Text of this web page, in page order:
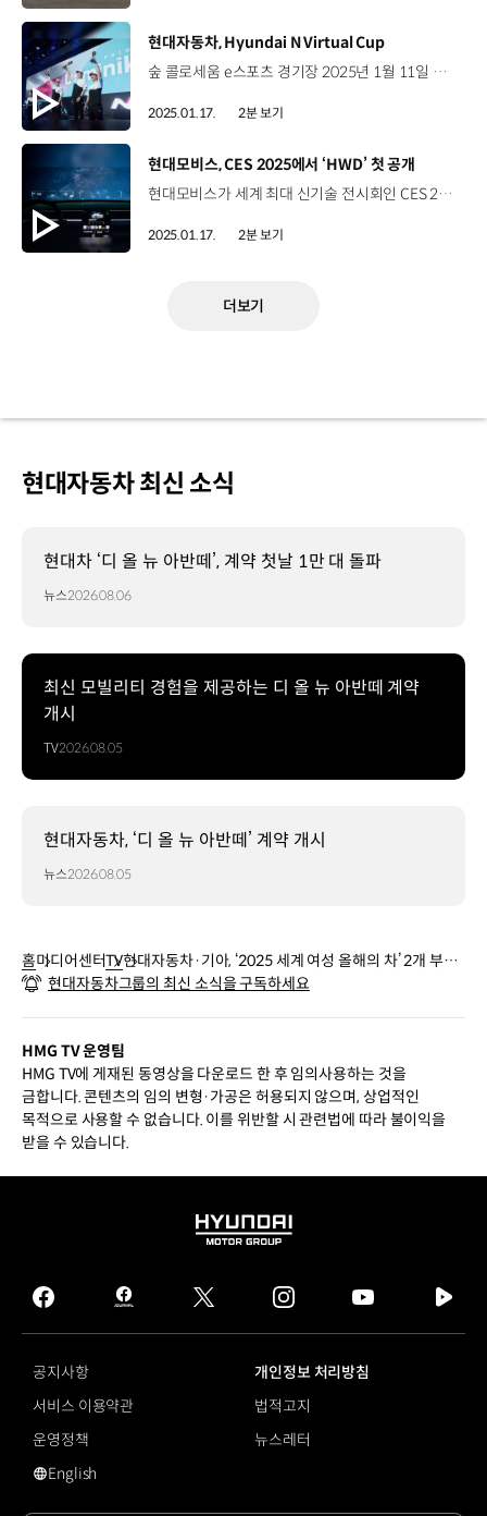
[동영상]
현대자동차, Hyundai N Virtual Cup
숲 콜로세움 e스포츠 경기장 2025년 1월 11일 서울 잠실 Hyundai N Virtual Cup 현대 N 최초의 글로벌 온/오프라인 e스포츠 레이싱 대회 ‘2024 Hyundai N Virtual Cup’ 결승전, 오프라인 월드 파이널 현장 현장을 찾은 약 850명의 관중 현장 관중을 위한 ‘차량 시뮬레이터 존’ 운영 레이싱 게임 속에 등장하는 현대자동차의 차종 체험 글로벌 인기 레이싱 게임 ‘Assetto Corsa’로 펼치는 심 레이싱 경기 심 레이싱 (Sim Racing) 3차원 스캔 기술로 현실의 서킷을 가상 세계에 그대로 구현한 게임 한국, 중국, 미국, 유럽 등 총 4개 지역에서 온라인 예선 및 준결승 진행 2024년 10월부터 전 세계 2,800여 명의 심 레이서 참가 그 중, 각 지역에서 선발된 20명 결승 진출 뜨거운 응원 열기 속 시작된 월드 파이널! 폴란드 국적 최종 우승 도미닉 블레어(Dominik Blajer) [최종 순위]1등 도미닉 블레어 (폴란드)2등 막시밀리언 베네케 (독일)3등 모리츠 뢰너 (독일) 도미닉 블레어 / 1등우승했다는 사실이 믿기지 않습니다. 유럽 팀이 마지막 두 레이스에서 2연승을 거두며 결승선을 통과해서 정말 기쁘고, 다음 대회에서도 우승할 수 있기를 기대합니다. “Hyundai N Virtual Cup을 통해 세계에 알린 현대 N의 드라이빙 경험”
2025.01.17. 2분 보기
[동영상]
현대모비스, CES 2025에서 ‘HWD’ 첫 공개
현대모비스가 세계 최대 신기술 전시회인 CES 2025에서 ‘홀로그래픽 윈드쉴드 투명 디스플레이(HWD)’ 기술을 글로벌 시장에 첫 공개했습니다. 현대모비스는 이번 전시에서 ‘Beyond and More’를 주제로 사람과 기술의 경계를 허물고 유기적 연결을 통해 사용자의 안전과 편의성 등을 극대화하는 기술을 선보였습니다. 특히, 기아 EV9에 장착해 시연한 ‘홀로그래픽 윈드실드 투명 디스플레이’는 차량 전면 유리창 어디에나 이미지나 동영상 등을 구현하는 기술로, 이른바 ‘디스플레이 없는 디스플레이’로 전시장을 찾은 관람객들에게 색다른 사용자 경험을 선사했습니다. 한영훈 상무 / 현대모비스 HMI개발실‘홀로그래픽 윈드실드 디스플레이’는 빛의 회절 현상을 이용해서 차량의 윈드실드를 투명 디스플레이로 활용할 수 있게 해주는 기술입니다. 현대모비스는 ‘홀로그래픽 윈드실드 디스플레이’를 이용해서 소비자들이 차량에서 더 많은 서비스를 안전하게 즐길 수 있도록 도와줄 예정입니다. 현대모비스는 이 투명 디스플레이 기술을 세계적인 광학 기업인 독일의 ZEISS와 공동 개발 중인데요. 이규석 현대모비스 사장과 ZEISS의 칼 람프레히트 CEO는 CES 전시 부스에서 만나 해당 기술을 직접 살펴보고 향후 사업 협력 방안도 긴밀하게 논의했습니다. 차량용 디스플레이의 미래를 바꿀 ‘홀로그래픽 윈드쉴드 투명 디스플레이’는 내년 상반기 선행 개발을 완료하고 양산 개발 과정을 거쳐 이르면 오는 2027년, 제품으로 출시해 글로벌 시장 공략에 나설 예정입니다.
2025.01.17. 2분 보기
더보기
현대자동차 최신 소식
현대차 ‘디 올 뉴 아반떼’, 계약 첫날 1만 대 돌파
뉴스2026.08.06
최신 모빌리티 경험을 제공하는 디 올 뉴 아반떼 계약
개시
TV2026.08.05
현대자동차, ‘디 올 뉴 아반떼’ 계약 개시
뉴스2026.08.05
홈미디어센터TV현대자동차·기아, ‘2025 세계 여성 올해의 차’ 2개 부분
수상
현대자동차그룹의 최신 소식을 구독하세요
HMG TV 운영팀
HMG TV에 게재된 동영상을 다운로드 한 후 임의사용하는 것을
금합니다. 콘텐츠의 임의 변형·가공은 허용되지 않으며, 상업적인
목적으로 사용할 수 없습니다. 이를 위반할 시 관련법에 따라 불이익을
받을 수 있습니다.
HYUNDAI
GROUP
facebook
hmg
journal
twitter instagram
tv
공지사항
개인정보 처리방침
서비스 이용약관
법적고지
운영정책
뉴스레터
영문 사이트로 이동
English